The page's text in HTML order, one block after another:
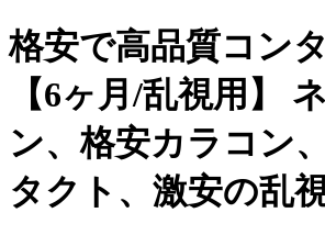
格安で高品質コン
【6ヶ月/乱視用】
ン、格安カラコン
タクト、激安の乱